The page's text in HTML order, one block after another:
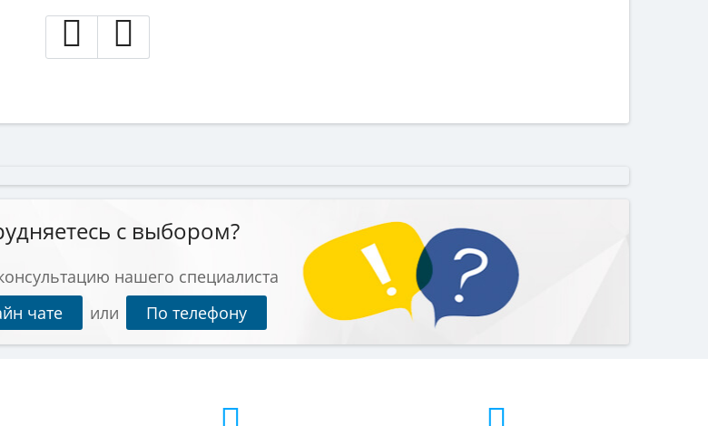
с выбором?
нашего специалиста
чате
или По телефону